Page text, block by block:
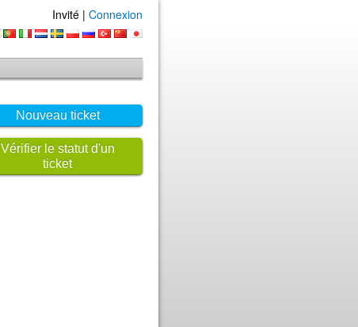
Invité | Connexion
Nouveau ticket
Vérifier le statut d'un
ticket